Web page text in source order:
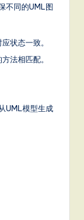
不同的UML图
状态一致。
法相匹配。
UML模型生成